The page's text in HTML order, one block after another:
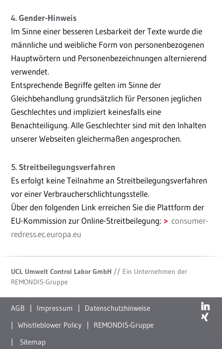
4. Gender-Hinweis
Im Sinne einer besseren Lesbarkeit der Texte wurde die
männliche und weibliche Form von personenbezogenen
Hauptwörtern und Personenbezeichnungen alternierend
verwendet.
Entsprechende Begriffe gelten im Sinne der
Gleichbehandlung grundsätzlich für Personen jeglichen
Geschlechtes und impliziert keinesfalls eine
Benachteiligung. Alle Geschlechter sind mit den Inhalten
unserer Webseiten gleichermaßen angesprochen.
5. Streitbeilegungsverfahren
Es erfolgt keine Teilnahme an Streitbeilegungsverfahren
vor einer Verbraucherschlichtungsstelle.
Über den folgenden Link erreichen Sie die Plattform der
EU-Kommission zur Online-Streitbeilegung:
consumer-
redress.ec.europa.eu
UCL Umwelt Control Labor GmbH // Ein Unternehmen der
REMONDIS-Gruppe
AGB Impressum
Datenschutzhinweise
Whistleblower Policy
REMONDIS-Gruppe
Sitemap